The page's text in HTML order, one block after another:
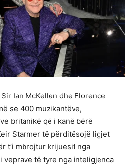
Ian McKellen dhe Florence
se 400 muzikantëve,
britanikë që i kanë bërë
Starmer të përditësojë ligjet
t’i mbrojtur krijuesit nga
veprave të tyre nga inteligjenca